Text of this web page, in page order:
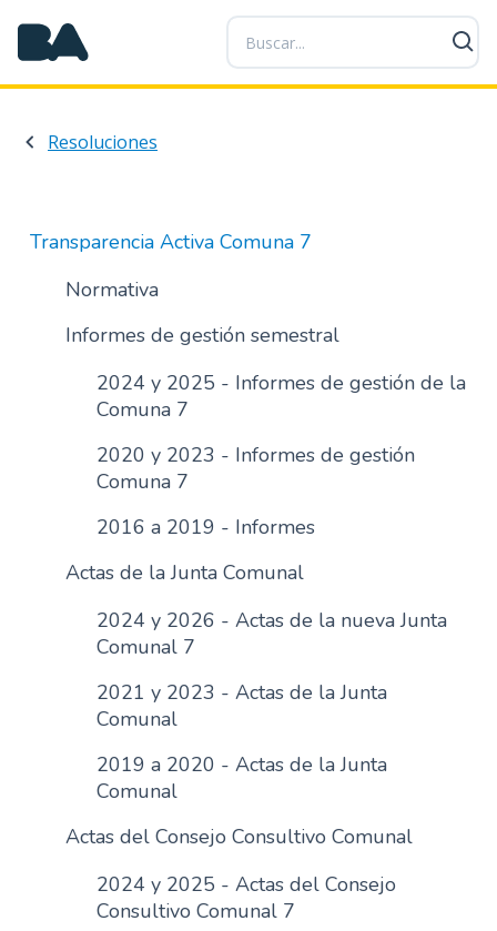
P
a
s
a
n
n
d
r
n
i
a
Resoluciones
Transparencia Activa Comuna 7
Normativa
Informes de gestión semestral
2024 y 2025 - Informes de gestión de la
Comuna 7
2020 y 2023 - Informes de gestión
Comuna 7
2016 a 2019 - Informes
Actas de la Junta Comunal
2024 y 2026 - Actas de la nueva Junta
Comunal 7
2021 y 2023 - Actas de la Junta
Comunal
2019 a 2020 - Actas de la Junta
Comunal
Actas del Consejo Consultivo Comunal
2024 y 2025 - Actas del Consejo
Consultivo Comunal 7